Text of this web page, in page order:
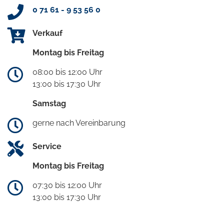
0 71 61 - 9 53 56 0
Verkauf
Montag bis Freitag
08:00 bis 12:00 Uhr
13:00 bis 17:30 Uhr
Samstag
gerne nach Vereinbarung
Service
Montag bis Freitag
07:30 bis 12:00 Uhr
13:00 bis 17:30 Uhr